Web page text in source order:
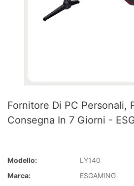
Fornitore Di PC Personali,
Consegna In 7 Giorni -
Modello:
LY140
Marca:
ESGAMING